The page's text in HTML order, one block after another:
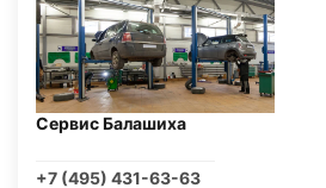
Сервис Балашиха
+7 (495) 431-63-63